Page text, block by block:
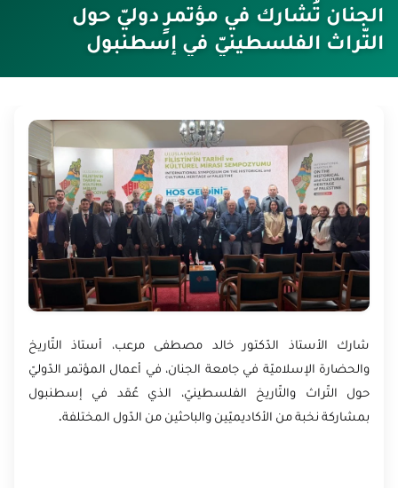
الجنان تُشارك في مؤتمرٍ دوليّ حول
التّراث الفلسطينيّ في إسطنبول
شارك الأستاذ الدّكتور خالد مصطفى مرعب، أستاذ التّاريخ
والحضارة الإسلاميّة في جامعة الجنان، في أعمال المؤتمر الدّوليّ
حول التّراث والتّاريخ الفلسطينيّ، الذي عُقد في إسطنبول
بمشاركة نخبة من الأكاديميّين والباحثين من الدّول المختلفة.